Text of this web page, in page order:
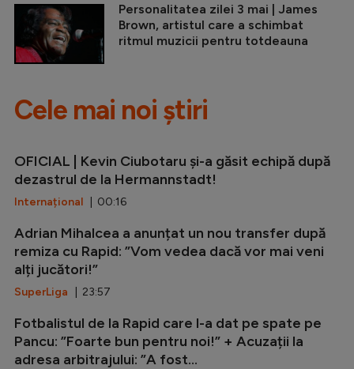
Personalitatea zilei 3 mai | James
Brown, artistul care a schimbat
ritmul muzicii pentru totdeauna
Cele mai noi știri
OFICIAL | Kevin Ciubotaru și-a găsit echipă după
dezastrul de la Hermannstadt!
Internațional | 00:16
Adrian Mihalcea a anunțat un nou transfer după
remiza cu Rapid: ”Vom vedea dacă vor mai veni
alți jucători!”
SuperLiga | 23:57
Fotbalistul de la Rapid care l-a dat pe spate pe
Pancu: ”Foarte bun pentru noi!” + Acuzații la
adresa arbitrajului: ”A fost...